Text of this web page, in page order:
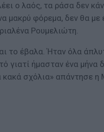
ο λαός, τα ράσα δεν
μακρύ φόρεμα, δεν θα με
Ρουμελιώτη.
το έβαλα. Ήταν όλα
γιατί ήμασταν ένα μήνα
σχόλια» απάντησε η